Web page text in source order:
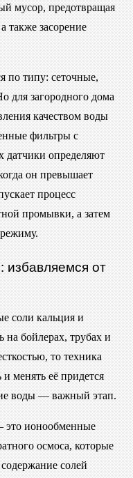
мусор, предотвращая
также засорение
по типу: сеточные,
для загородного дома
качеством воды
фильтры с
датчики определяют
он превышает
процесс
промывки, а затем
избавляемся от
соли кальция и
бойлерах, трубах и
то техника
менять её придется
воды — важный этап.
это ионообменные
осмоса, которые
солей